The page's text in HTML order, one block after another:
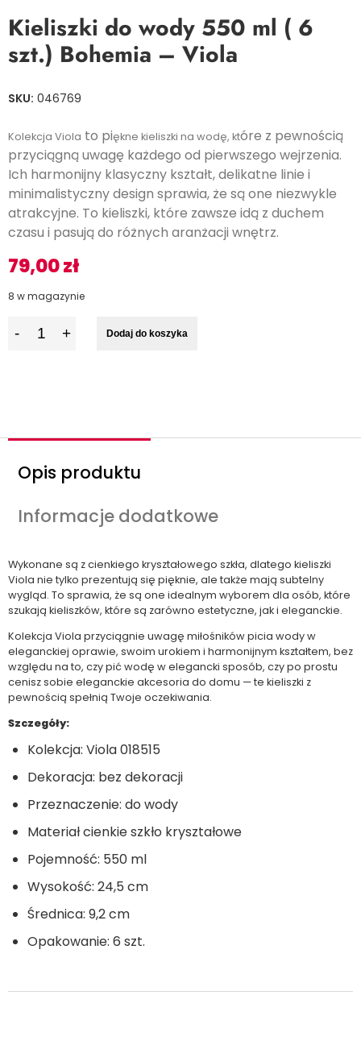
Kieliszki do wody 550 ml ( 6
szt.) Bohemia – Viola
SKU: 046769
Kolekcja Viola to piękne kieliszki na wodę, które z pewnością
przyciągną uwagę każdego od pierwszego wejrzenia.
Ich harmonijny klasyczny kształt, delikatne linie i
minimalistyczny design sprawia, że są one niezwykle
atrakcyjne. To kieliszki, które zawsze idą z duchem
czasu i pasują do różnych aranżacji wnętrz.
79,00zł
8 w magazynie
Dodaj do koszyka
Opis produktu
Informacje dodatkowe
Wykonane są z cienkiego kryształowego szkła, dlatego kieliszki
Viola nie tylko prezentują się pięknie, ale także mają subtelny
wygląd. To sprawia, że są one idealnym wyborem dla osób, które
szukają kieliszków, które są zarówno estetyczne, jak i eleganckie.
Kolekcja Viola przyciągnie uwagę miłośników picia wody w
eleganckiej oprawie, swoim urokiem i harmonijnym kształtem, bez
względu na to, czy pić wodę w elegancki sposób, czy po prostu
cenisz sobie eleganckie akcesoria do domu — te kieliszki z
pewnością spełnią Twoje oczekiwania.
Szczegóły:
Kolekcja: Viola 018515
Dekoracja: bez dekoracji
Przeznaczenie: do wody
Materiał cienkie szkło kryształowe
Pojemność: 550 ml
Wysokość: 24,5 cm
Średnica: 9,2 cm
Opakowanie: 6 szt.